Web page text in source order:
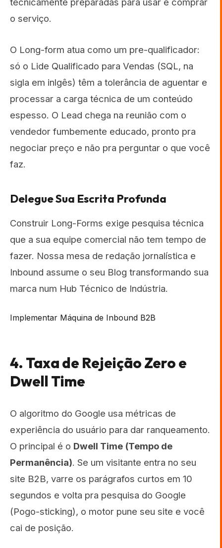
o serviço.
O Long-form atua como um pre-qualificador:
só o Lide Qualificado para Vendas (SQL, na
sigla em inlgês) têm a tolerância de aguentar e
processar a carga técnica de um conteúdo
espesso. O Lead chega na reunião com o
vendedor fumbemente educado, pronto pra
negociar preço e não pra perguntar o que você
faz.
Delegue Sua Escrita Profunda
Construir Long-Forms exige pesquisa técnica
que a sua equipe comercial não tem tempo de
fazer. Nossa mesa de redação jornalística e
Inbound assume o seu Blog transformando sua
marca num Hub Técnico de Indústria.
Implementar Máquina de Inbound B2B
4. Taxa de Rejeição Zero e
Dwell Time
O algoritmo do Google usa métricas de
experiência do usuário para dar ranqueamento.
O principal é o Dwell Time (Tempo de
Permanência). Se um visitante entra no seu
site B2B, varre os parágrafos curtos em 10
segundos e volta pra pesquisa do Google
(Pogo-sticking), o motor pune seu site e você
cai de posição.